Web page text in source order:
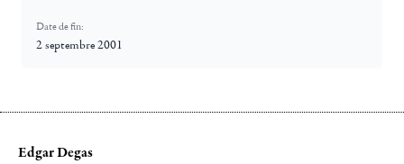
Date de fin:
2 septembre 2001
Edgar Degas